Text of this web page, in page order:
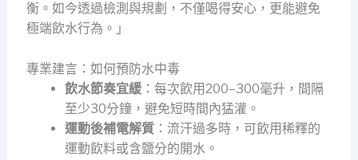
衡。如今透過檢測與規劃，不僅喝得安心，更能避免
極端飲水行為。」
專業建言：如何預防水中毒
飲水節奏宜緩：每次飲用200–300毫升，間隔
至少30分鐘，避免短時間內猛灌。
運動後補電解質：流汗過多時，可飲用稀釋的
運動飲料或含鹽分的開水。